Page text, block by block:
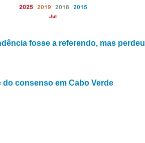
2025 2019 2018 2015
Jul
fosse a referendo, mas perdeu
consenso em Cabo Verde